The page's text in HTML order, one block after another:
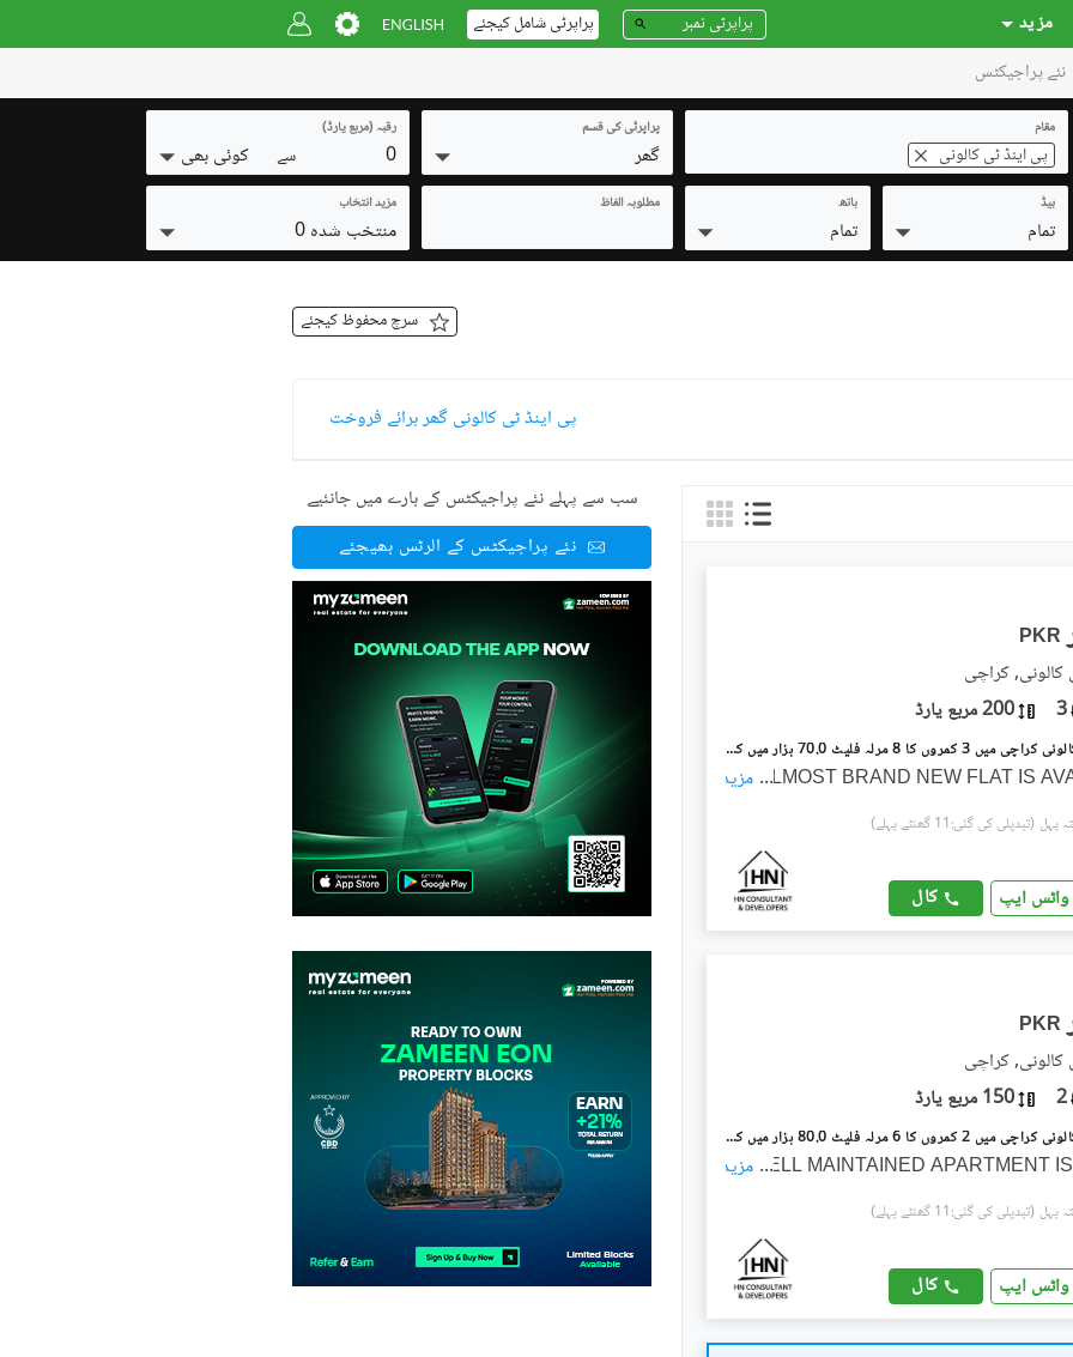
مز ید پراپرٹی شامل کیجئے
نئے پراجیکٹس
مقام
پی اینڈ ٹی کالونی
پراپرٹی کی قسم
گھر
رقبہ (مربع یارڈ)
0 سے کوئی بھی
بیڈ
تمام
باتھ
تمام
مطلوبہ الفاظ مزید انتخاب
منتخب شدہ 0
سرچ محفوظ کیجئے
پی اینڈ ٹی کالونی گھر برائے فروخت
PKR
کالونی, کراچی
3 200 مربع یارڈ
پی اینڈ ٹی کالونی کراچی میں 3 کمروں کا 8 مرلہ فلیٹ 70.0 ہزار میں کرایہ پر دستیاب ہے۔
ALMOST BRAND NEW FLAT IS
... مزید
(تبدیلی کی گئی:11 گھنٹے پہلے)
واٹس ایپ کال
PKR
کالونی, کراچی
2 150 مربع یارڈ
پی اینڈ ٹی کالونی کراچی میں 2 کمروں کا 6 مرلہ فلیٹ 80.0 ہزار میں کرایہ پر دستیاب ہے۔
WELL MAINTAINED APARTMENT
... مزید
(تبدیلی کی گئی:11 گھنٹے پہلے)
واٹس ایپ کال
سب سے پہلے نئے پراجیکٹس کے بارے میں جانئیے
نئے پراجیکٹس کے الرٹس بھیجئے